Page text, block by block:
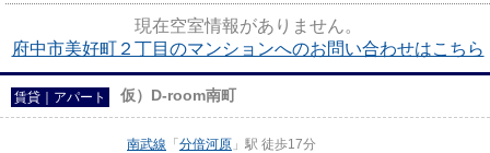
現在空室情報がありません。
府中市美好町２丁目のマンションへのお問い合わせはこちら
賃貸｜アパート 仮）D-room南町
南武線 「 分倍河原 」駅 徒歩17分